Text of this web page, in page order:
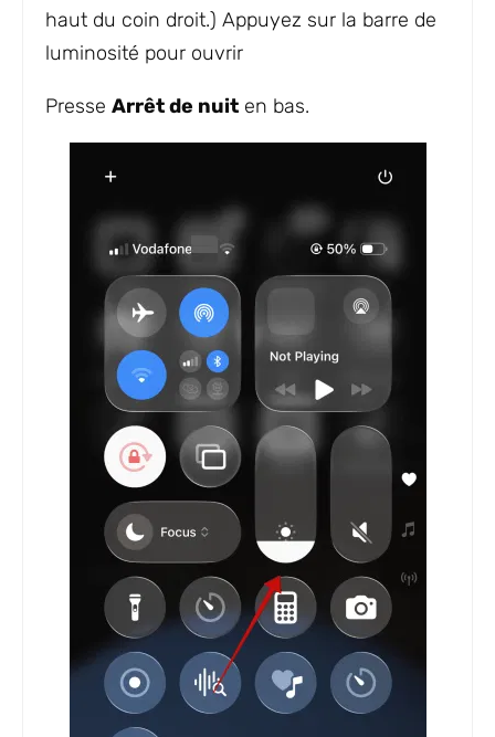
haut du coin droit.) Appuyez sur la barre de
luminosité pour ouvrir
Presse Arrêt de nuit en bas.